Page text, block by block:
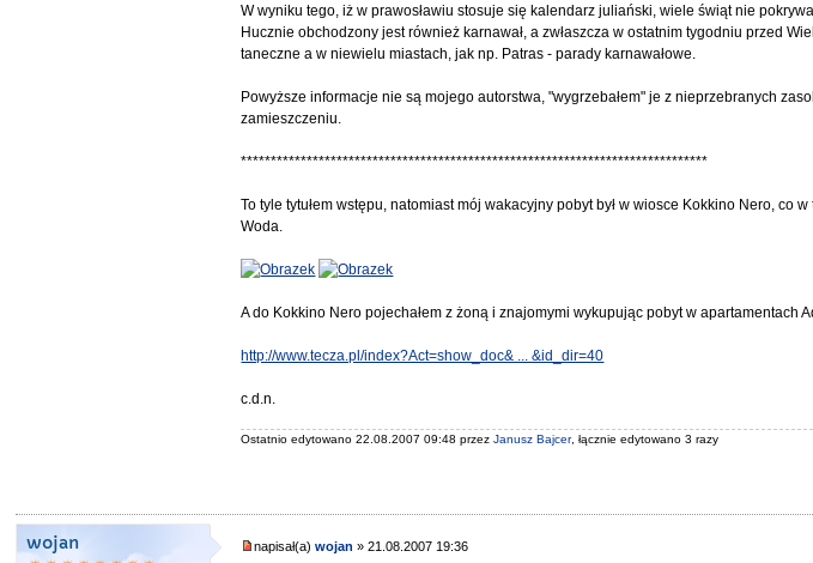
W wyniku tego, iż w prawosławiu stosuje się kalendarz juliański, wiele świąt nie
Hucznie obchodzony jest również karnawał, a zwłaszcza w ostatnim tygodniu przed
taneczne a w niewielu miastach, jak np. Patras - parady karnawałowe.
Powyższe informacje nie są mojego autorstwa, "wygrzebałem" je z nieprzebranych
zamieszczeniu.
******************************************************************************
To tyle tytułem wstępu, natomiast mój wakacyjny pobyt był w wiosce Kokkino Nero, co
Woda.
A do Kokkino Nero pojechałem z żoną i znajomymi wykupując pobyt w apartamentach
http://www.tecza.pl/index?Act=show_doc& ... &id_dir=40
c.d.n.
Ostatnio edytowano 22.08.2007 09:48 przezJanusz Bajcer, łącznie edytowano 3 razy
wojan napisał(a)wojan » 21.08.2007 19:36